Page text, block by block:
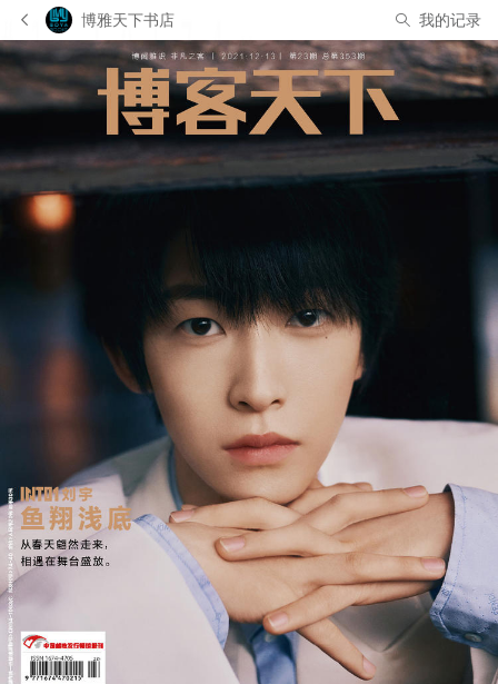
博雅天下书店 我的记录